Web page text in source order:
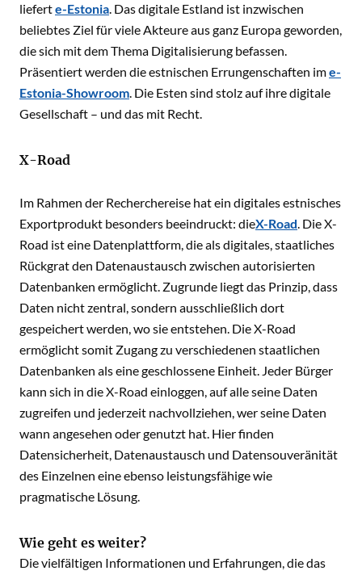
lieferte-Estonia. Das digitale Estland ist inzwischen
beliebtes Ziel für viele Akteure aus ganz Europa geworden,
die sich mit dem Thema Digitalisierung befassen.
Präsentiert werden die estnischen Errungenschaften ime-
Estonia-Showroom. Die Esten sind stolz auf ihre digitale
Gesellschaft – und das mit Recht.
X-Road
Im Rahmen der Recherchereise hat ein digitales estnisches
Exportprodukt besonders beeindruckt: dieX-Road. Die X-
Road ist eine Datenplattform, die als digitales, staatliches
Rückgrat den Datenaustausch zwischen autorisierten
Datenbanken ermöglicht. Zugrunde liegt das Prinzip, dass
Daten nicht zentral, sondern ausschließlich dort
gespeichert werden, wo sie entstehen. Die X-Road
ermöglicht somit Zugang zu verschiedenen staatlichen
Datenbanken als eine geschlossene Einheit. Jeder Bürger
kann sich in die X-Road einloggen, auf alle seine Daten
zugreifen und jederzeit nachvollziehen, wer seine Daten
wann angesehen oder genutzt hat. Hier finden
Datensicherheit, Datenaustausch und Datensouveränität
des Einzelnen eine ebenso leistungsfähige wie
pragmatische Lösung.
Wie geht es weiter?
Die vielfältigen Informationen und Erfahrungen, die das